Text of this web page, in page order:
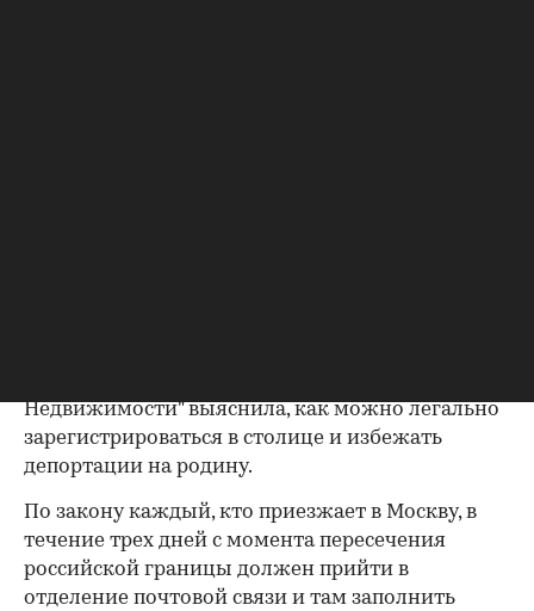
Недвижимости" выяснила, как можно легально
зарегистрироваться в столице и избежать
депортации на родину.
По закону каждый, кто приезжает в Москву, в
течение трех дней с момента пересечения
российской границы должен прийти в
отделение почтовой связи и там заполнить